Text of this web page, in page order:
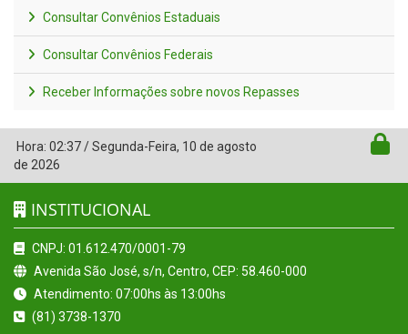
Consultar Convênios Estaduais
Consultar Convênios Federais
Receber Informações sobre novos Repasses
Hora: 02:37/Segunda-Feira, 10 de agosto
de 2026
INSTITUCIONAL
CNPJ: 01.612.470/0001-79
Avenida São José, s/n, Centro, CEP: 58.460-000
Atendimento: 07:00hs às 13:00hs
(81) 3738-1370